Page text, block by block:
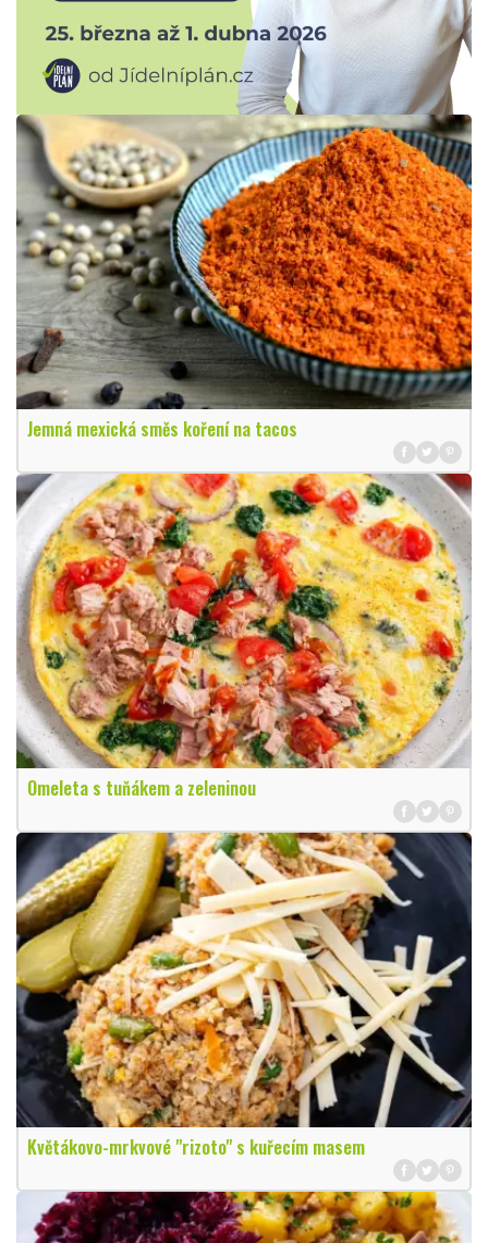
Jemná mexická směs koření na tacos
Omeleta s tuňákem a zeleninou
Květákovo-mrkvové "rizoto" s kuřecím masem